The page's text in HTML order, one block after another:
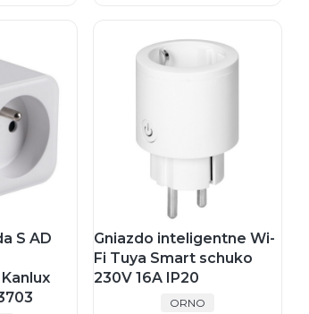
S AD
Gniazdo inteligentne Wi-
Fi Tuya Smart schuko
230V 16A IP20
PRODUCENT
ORNO